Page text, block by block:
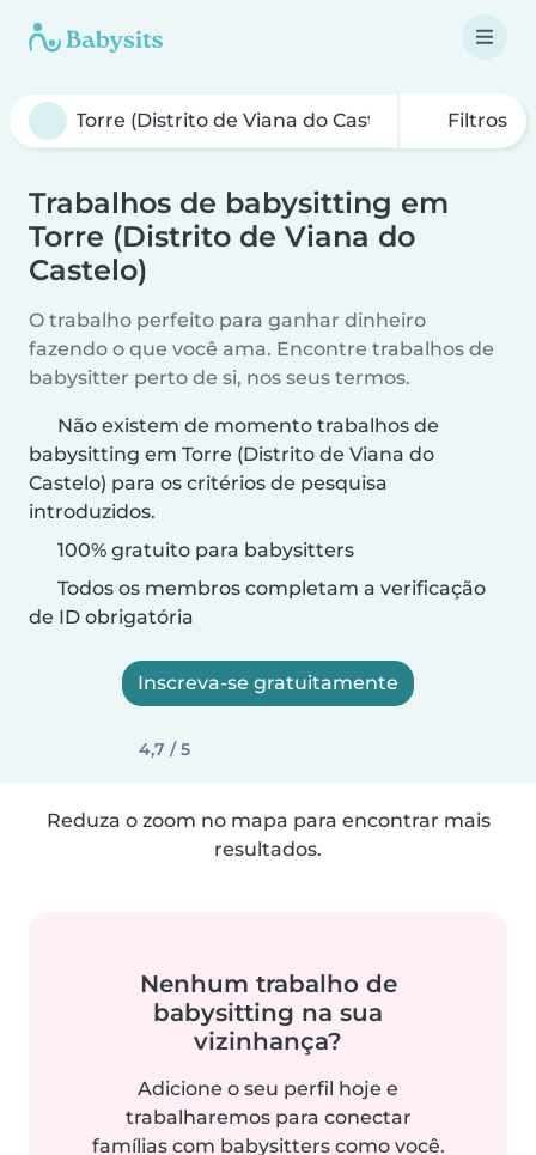
Filtros
Trabalhos de babysitting em
Torre (Distrito de Viana do
Castelo)
O trabalho perfeito para ganhar dinheiro
fazendo o que você ama. Encontre trabalhos de
babysitter perto de si, nos seus termos.
Não existem de momento trabalhos de
babysitting em Torre (Distrito de Viana do
Castelo) para os critérios de pesquisa
introduzidos.
100% gratuito para babysitters
Todos os membros completam a verificação
de ID obrigatória
Inscreva-se gratuitamente
4,7 / 5
Reduza o zoom no mapa para encontrar mais
resultados.
Nenhum trabalho de
babysitting na sua
vizinhança?
Adicione o seu perfil hoje e
trabalharemos para conectar
famílias com babysitters como você.